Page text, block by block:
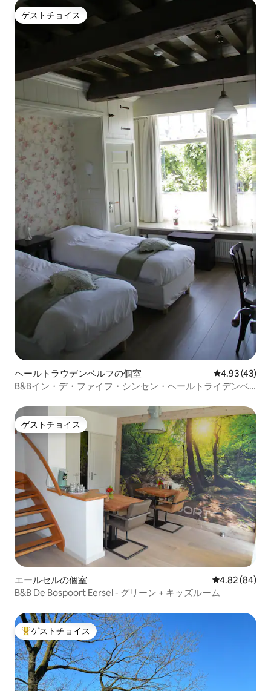
ゲストチョイス
ゲストチョイス
ヘールトラウデンベルフの個室 レビュー43
4.93 (43)
B&Bイン・デ・ファイフ・シンセン・ヘールトライデンベ
ゲストチョイス
ゲストチョイス
エールセルの個室 レビュー84
4.82 (84)
B&B De Bospoort Eersel - グリーン + キッズルーム
大好評のゲストチョイスです。
ゲストチョイス